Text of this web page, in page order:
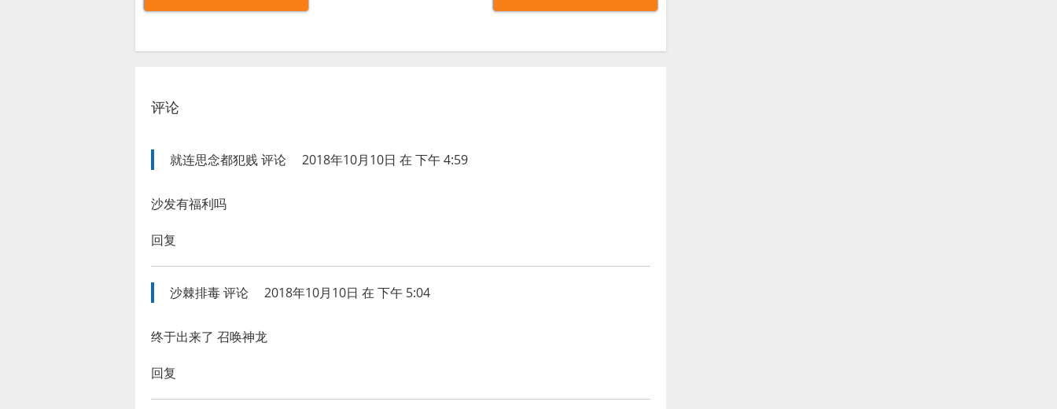
评论
就连思念都犯贱评论 2018年10月10日 在 下午 4:59
沙发有福利吗
回复
沙棘排毒评论 2018年10月10日 在 下午 5:04
终于出来了 召唤神龙
回复